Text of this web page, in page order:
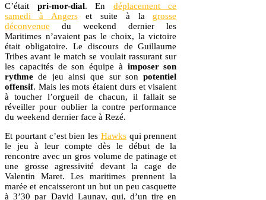
C’était pri-mor-dial. En déplacement ce
samedi à Angerset suite à la grosse
déconvenue du weekend dernier les
Maritimes n’avaient pas le choix, la victoire
était obligatoire. Le discours de Guillaume
Tribes avant le match se voulait rassurant sur
les capacités de son équipe à imposer son
rythme de jeu ainsi que sur sonpotentiel
offensif. Mais les mots étaient durs et visaient
à toucher l’orgueil de chacun, il fallait se
réveiller pour oublier la contre performance
du weekend dernier face à Rezé.
Et pourtant c’est bien les Hawksqui prennent
le jeu à leur compte dès le début de la
rencontre avec un gros volume de patinage et
une grosse agressivité devant la cage de
Valentin Maret. Les maritimes prennent la
marée et encaisseront un but un peu casquette
à 3’30 par David Launay, qui, d’un tire en